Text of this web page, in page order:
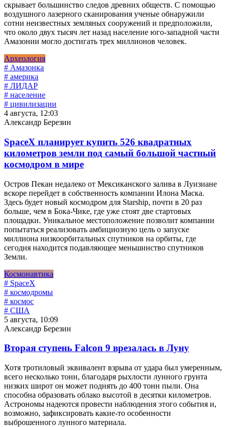
скрывает большинство следов древних обществ. С помощью
воздушного лазерного сканирования ученые обнаружили
сотни неизвестных земляных сооружений и предположили,
что около двух тысяч лет назад население юго-западной части
Амазонии могло достигать трех миллионов человек.
Археология
# Амазонка
# америка
# ЛИДАР
# население
# цивилизации
4 августа, 12:03
Александр Березин
SpaceX планирует купить 526 квадратных
километров земли под самый большой частный
космодром в мире
Остров Пекан недалеко от Мексиканского залива в Луизиане
вскоре перейдет в собственность компании Илона Маска.
Здесь будет новый космодром для Starship, почти в 20 раз
больше, чем в Бока-Чике, где уже стоят две стартовых
площадки. Уникальное местоположение позволит компании
попытаться реализовать амбициозную цель о запуске
миллиона низкоорбитальных спутников на орбиты, где
сегодня находится подавляющее меньшинство спутников
Земли.
Космонавтика
# SpaceX
# космодромы
# космос
# США
5 августа, 10:09
Александр Березин
Вторая ступень Falcon 9 врезалась в Луну
Хотя тротиловый эквивалент взрыва от удара был умеренным,
всего несколько тонн, благодаря рыхлости лунного грунта
низких широт он может поднять до 400 тонн пыли. Она
способна образовать облако высотой в десятки километров.
Астрономы надеются провести наблюдения этого события и,
возможно, зафиксировать какие-то особенности
выброшенного лунного материала.